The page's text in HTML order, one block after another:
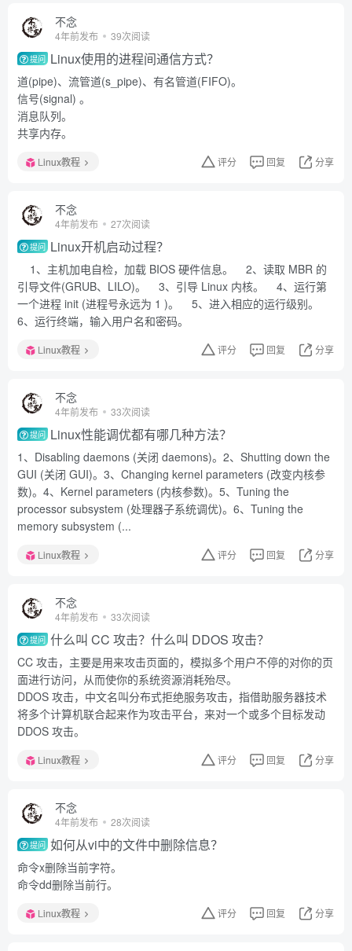
不念
4年前发布 39次阅读
提问 Linux使用的进程间通信方式？
道(pipe)、流管道(s_pipe)、有名管道(FIFO)。
信号(signal) 。
消息队列。
共享内存。
Linux教程 评分 回复 分享
不念
4年前发布 27次阅读
提问 Linux开机启动过程？
1、主机加电自检，加载 BIOS 硬件信息。 2、读取 MBR 的
引导文件(GRUB、LILO)。 3、引导 Linux 内核。 4、运行第
一个进程 init (进程号永远为 1 )。 5、进入相应的运行级别。
6、运行终端，输入用户名和密码。
Linux教程 评分 回复 分享
不念
4年前发布 33次阅读
提问 Linux性能调优都有哪几种方法？
1、Disabling daemons (关闭 daemons)。2、Shutting down the
GUI (关闭 GUI)。3、Changing kernel parameters (改变内核参
数)。4、Kernel parameters (内核参数)。5、Tuning the
processor subsystem (处理器子系统调优)。6、Tuning the
memory subsystem (...
Linux教程 评分 回复 分享
不念
4年前发布 33次阅读
提问 什么叫 CC 攻击？什么叫 DDOS 攻击？
CC 攻击，主要是用来攻击页面的，模拟多个用户不停的对你的页
面进行访问，从而使你的系统资源消耗殆尽。
DDOS 攻击，中文名叫分布式拒绝服务攻击，指借助服务器技术
将多个计算机联合起来作为攻击平台，来对一个或多个目标发动
DDOS 攻击。
Linux教程 评分 回复 分享
不念
4年前发布 28次阅读
提问 如何从vi中的文件中删除信息？
命令x删除当前字符。
命令dd删除当前行。
Linux教程 评分 回复 分享